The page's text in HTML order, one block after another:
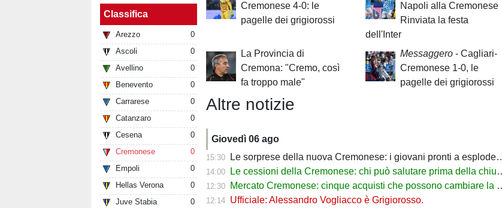
Classifica
Arezzo
0
Ascoli
0
Avellino
0
Benevento
0
Carrarese
0
Catanzaro
0
Cesena
0
Cremonese
0
Empoli
0
Hellas Verona
0
Juve Stabia
0
Cremonese 4-0: le
pagelle dei grigiorossi
Napoli alla Cremonese
Rinviata la festa
dell'Inter
La Provincia di
Cremona: "Cremo, così
fa troppo male"
Messaggero- Cagliari-
Cremonese 1-0, le
pagelle dei grigiorossi
Altre notizie
Giovedì 06 ago
15:30 Le sorprese della nuova Cremonese: i giovani pronti a esplodere con Marco Giampaolo
14:00 Le cessioni della Cremonese: chi può salutare prima della chiusura del mercato
12:30 Mercato Cremonese: cinque acquisti che possono cambiare la stagione dei grigiorossi
12:14 Ufficiale: Alessandro Vogliacco è Grigiorosso.